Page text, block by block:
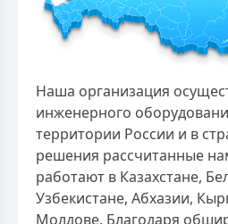
Наша организация
инженерного
территории России и в
решения рассчитанные
работают в Казахстане,
Узбекистане, Абхазии,
Молдове. Благодаря